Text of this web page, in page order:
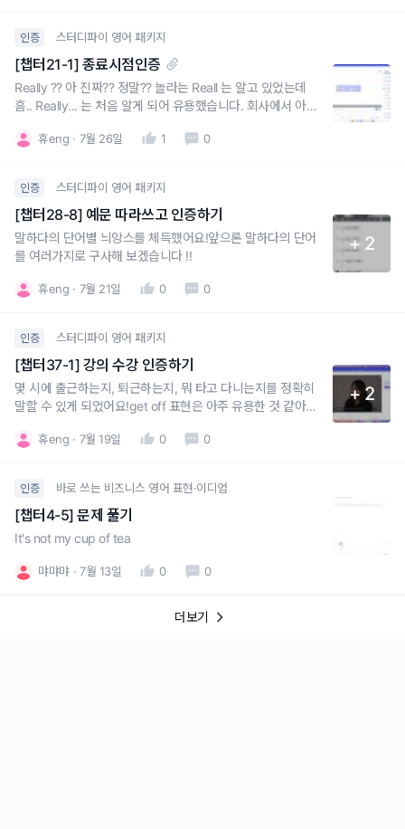
인증 스터디파이 영어 패키지
[챕터21-1] 종료시점인증
Really ?? 아 진짜?? 정말?? 놀라는 Reall 는 알고 있었는데
흠.. Really... 는 처음 알게 되어 유용했습니다. 회사에서 아주
도 자주 써보고친구들과 for real 도 많이 써보겠습니다.
휴eng 7월 26일 1 0
인증 스터디파이 영어 패키지
[챕터28-8] 예문 따라쓰고 인증하기
말하다의 단어별 늬앙스를 체득했어요!앞으론 말하다의 단어
를 여러가지로 구사해 보겠습니다 !!
+ 2
휴eng 7월 21일 0 0
인증 스터디파이 영어 패키지
[챕터37-1] 강의 수강 인증하기
몇 시에 출근하는지, 퇴근하는지, 뭐 타고 다니는지를 정확히
말할 수 있게 되었어요!get off 표현은 아주 유용한 것 같아요.
+ 2
휴eng 7월 19일 0 0
인증 바로 쓰는 비즈니스 영어 표현·이디엄
[챕터4-5] 문제 풀기
It's not my cup of tea
먀먀먀 7월 13일 0 0
더보기